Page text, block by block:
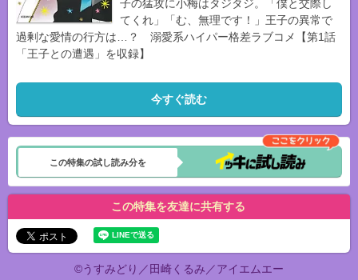
子の猛攻に小梅はタジタジ。「僕と交際し
てくれ」「む、無理です！」王子の異常で
過剰な愛情の行方は…？ 溺愛系ハイパー格差ラブコメ【第1話
「王子との遭遇」を収録】
今すぐ読む
この特集の試し読み分を
この特集を友達に共有する
©うすみどり／田崎くるみ／アイエムエー